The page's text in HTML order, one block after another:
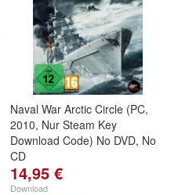
Naval War Arctic Circle (PC,
2010, Nur Steam Key
Download Code) No DVD, No
CD
14,95 €
Download